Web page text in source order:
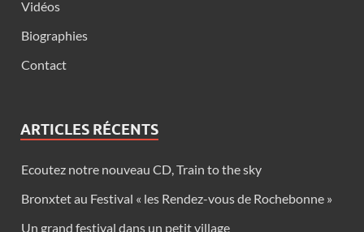
Vidéos
Biographies
Contact
ARTICLES RÉCENTS
Ecoutez notre nouveau CD, Train to the sky
Bronxtet au Festival « les Rendez-vous de Rochebonne »
Un grand festival dans un petit village